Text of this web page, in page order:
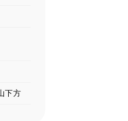
下方